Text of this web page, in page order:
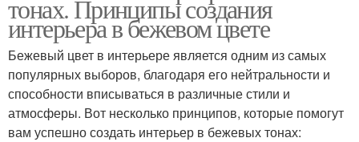
тонах. Принципы создания
интерьера в бежевом цвете
Бежевый цвет в интерьере является одним из самых
популярных выборов, благодаря его нейтральности и
способности вписываться в различные стили и
атмосферы. Вот несколько принципов, которые помогут
вам успешно создать интерьер в бежевых тонах: